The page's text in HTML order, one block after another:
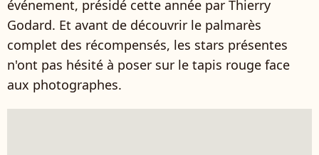
événement, présidé cette année par Thierry
Godard. Et avant de découvrir le palmarès
complet des récompensés, les stars présentes
n'ont pas hésité à poser sur le tapis rouge face
aux photographes.